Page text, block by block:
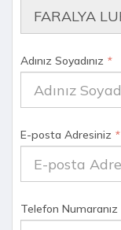
Adınız Soyadınız *
E-posta Adresiniz *
Telefon Numaranız